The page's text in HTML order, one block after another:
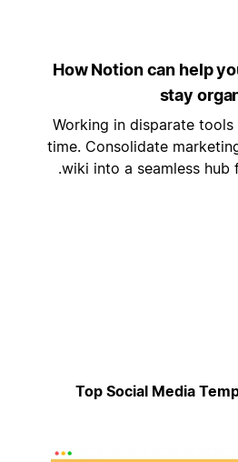
How Notion can
stay
Working in disparate
time. Consolidate
wiki into a
Top Social Media